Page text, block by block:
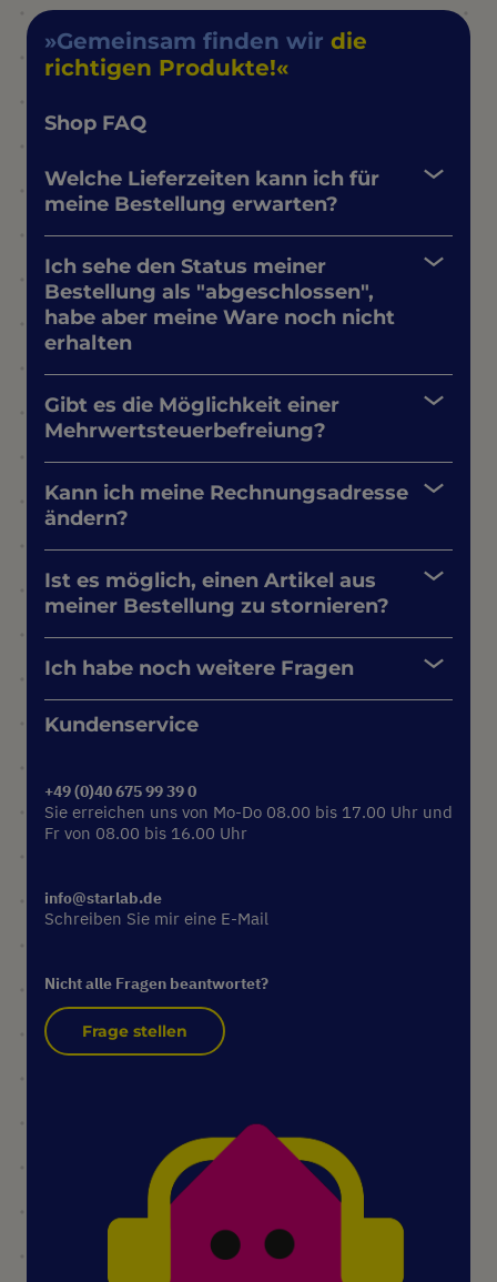
Gemeinsam finden wir die
richtigen Produkte!
Shop FAQ
Welche Lieferzeiten kann ich für
meine Bestellung erwarten?
Ich sehe den Status meiner
Bestellung als "abgeschlossen",
habe aber meine Ware noch nicht
erhalten
Gibt es die Möglichkeit einer
Mehrwertsteuerbefreiung?
Kann ich meine Rechnungsadresse
ändern?
Ist es möglich, einen Artikel aus
meiner Bestellung zu stornieren?
Ich habe noch weitere Fragen
Kundenservice
+49 (0)40 675 99 39 0
Sie erreichen uns von Mo-Do 08.00 bis 17.00 Uhr und
Fr von 08.00 bis 16.00 Uhr
info@starlab.de
Schreiben Sie mir eine E-Mail
Nicht alle Fragen beantwortet?
Frage stellen